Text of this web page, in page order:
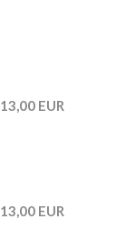
13,00 EUR
13,00 EUR